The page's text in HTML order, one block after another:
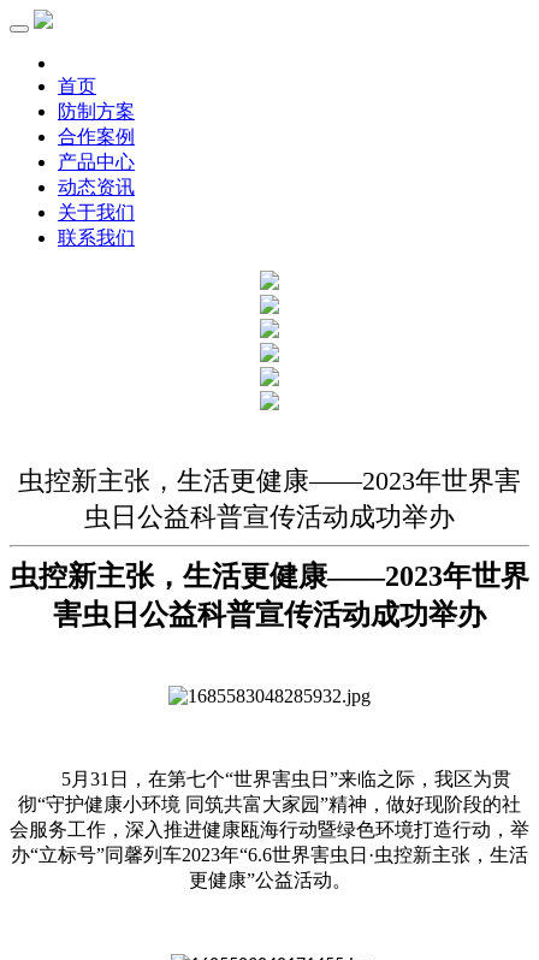
首页
防制方案
合作案例
产品中心
动态资讯
关于我们
联系我们
虫控新主张，生活更健康——2023年世界害
虫日公益科普宣传活动成功举办
虫控新主张，生活更健康——2023年世界
害虫日公益科普宣传活动成功举办
5月31日，在第七个“世界害虫日”来临之际，我区为贯
彻“守护健康小环境 同筑共富大家园”精神，做好现阶段的社
会服务工作，深入推进健康瓯海行动暨绿色环境打造行动，举
办“立标号”同馨列车2023年“6.6世界害虫日·虫控新主张，生活
更健康”公益活动。